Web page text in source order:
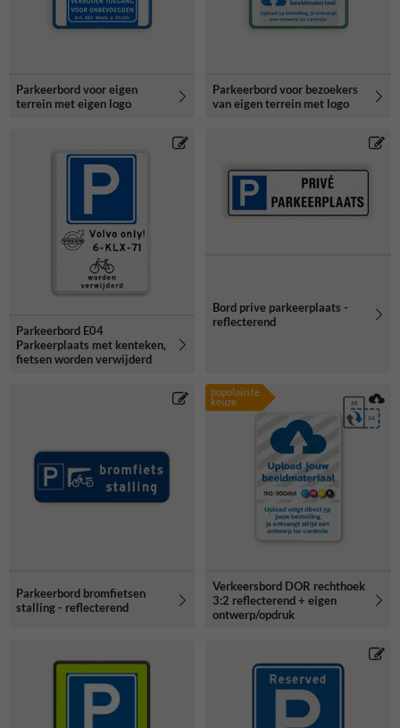
Parkeerbord voor eigen
terrein met eigen logo
Parkeerbord voor bezoekers
van eigen terrein met logo
Parkeerbord E04
Parkeerplaats met kenteken,
fietsen worden verwijderd
Bord prive parkeerplaats -
reflecterend
Parkeerbord bromfietsen
stalling - reflecterend
populairste
keuze
Verkeersbord DOR rechthoek
3:2 reflecterend + eigen
ontwerp/opdruk